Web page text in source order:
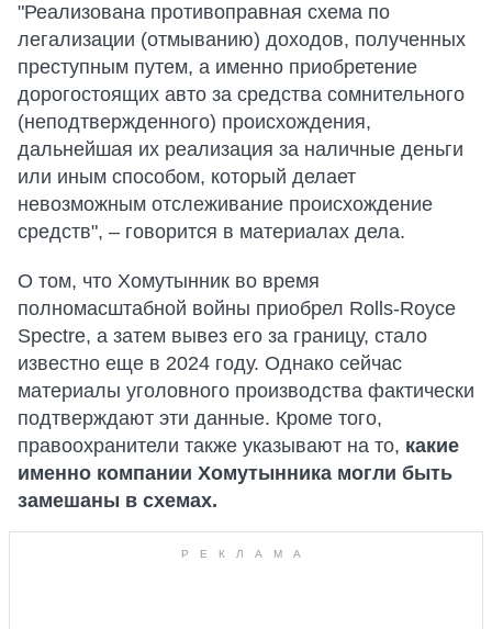
"Реализована противоправная схема по
легализации (отмыванию) доходов, полученных
преступным путем, а именно приобретение
дорогостоящих авто за средства сомнительного
(неподтвержденного) происхождения,
дальнейшая их реализация за наличные деньги
или иным способом, который делает
невозможным отслеживание происхождение
средств", – говорится в материалах дела.
О том, что Хомутынник во время
полномасштабной войны приобрел Rolls-Royce
Spectre, а затем вывез его за границу, стало
известно еще в 2024 году. Однако сейчас
материалы уголовного производства фактически
подтверждают эти данные. Кроме того,
правоохранители также указывают на то, какие
именно компании Хомутынника могли быть
замешаны в схемах.